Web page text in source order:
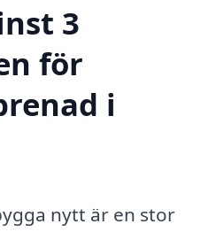
3
för
i
nytt är en stor